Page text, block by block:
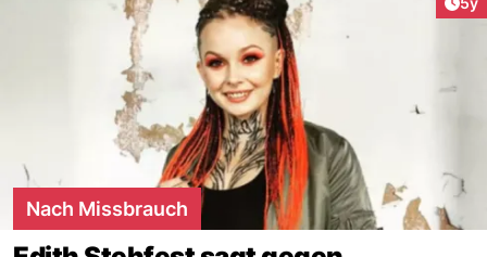
Nach Missbrauch